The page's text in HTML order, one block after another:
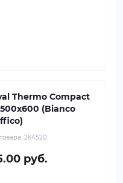
Thermo Compact
500x600 (Bianco
264520
руб.